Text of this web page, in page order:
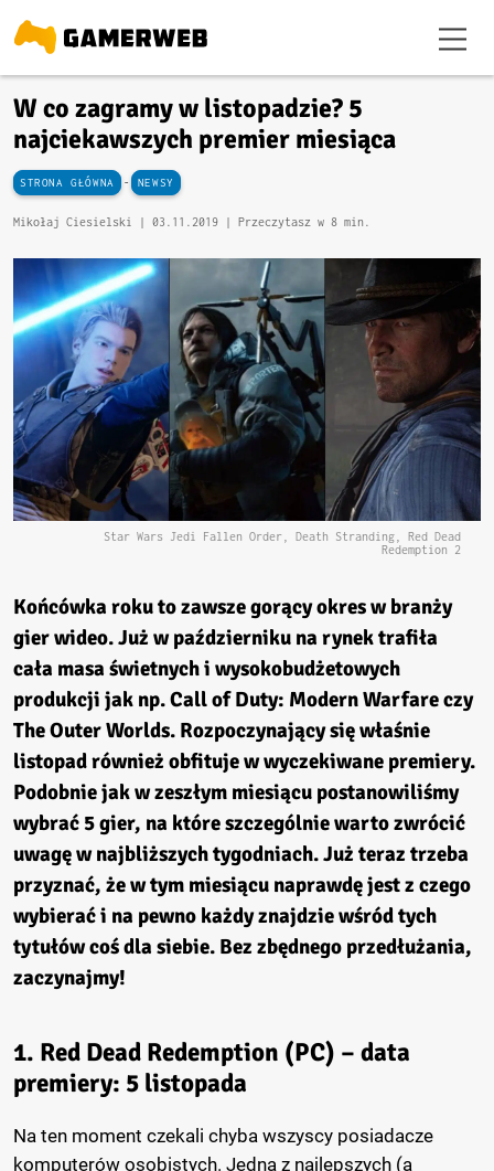
W co zagramy w listopadzie? 5
najciekawszych premier miesiąca
STRONA GŁÓWNA - NEWSY
Mikołaj Ciesielski | 03.11.2019 | Przeczytasz w 8 min.
Star Wars Jedi Fallen Order, Death Stranding, Red Dead
Redemption 2
Końcówka roku to zawsze gorący okres w branży
gier wideo. Już w październiku na rynek trafiła
cała masa świetnych i wysokobudżetowych
produkcji jak np. Call of Duty: Modern Warfare czy
The Outer Worlds. Rozpoczynający się właśnie
listopad również obfituje w wyczekiwane premiery.
Podobnie jak w zeszłym miesiącu postanowiliśmy
wybrać 5 gier, na które szczególnie warto zwrócić
uwagę w najbliższych tygodniach. Już teraz trzeba
przyznać, że w tym miesiącu naprawdę jest z czego
wybierać i na pewno każdy znajdzie wśród tych
tytułów coś dla siebie. Bez zbędnego przedłużania,
zaczynajmy!
1. Red Dead Redemption (PC) – data
premiery: 5 listopada
Na ten moment czekali chyba wszyscy posiadacze
komputerów osobistych. Jedna z najlepszych (a